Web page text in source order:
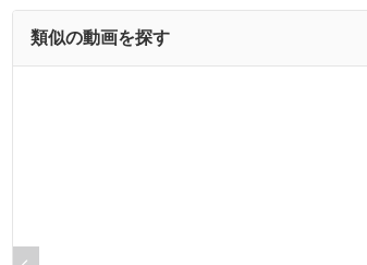
類似の動画を探す